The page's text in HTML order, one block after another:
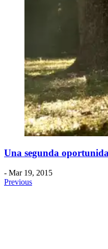
Una segunda
- Mar 19, 2015
Previous